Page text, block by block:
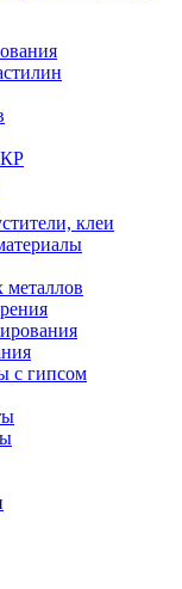
клеи
с гипсом